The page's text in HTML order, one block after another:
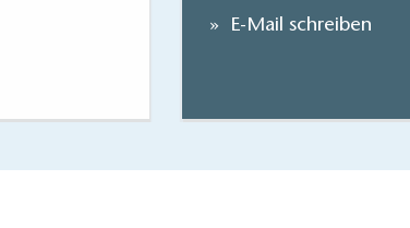
E-Mail schreiben